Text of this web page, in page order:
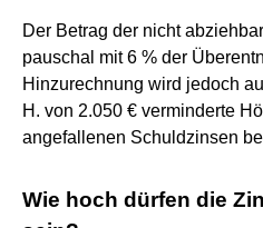
Der Betrag der nicht
pauschal mit 6 % der
Hinzurechnung wird jedoch
H. von 2.050 € verminderte
angefallenen Schuldzinsen
Wie hoch dürfen die